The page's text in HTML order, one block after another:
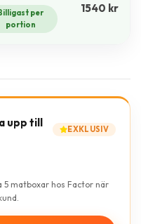
per
portion
1540 kr
upp till
EXKLUSIV
5 matboxar hos Factor när